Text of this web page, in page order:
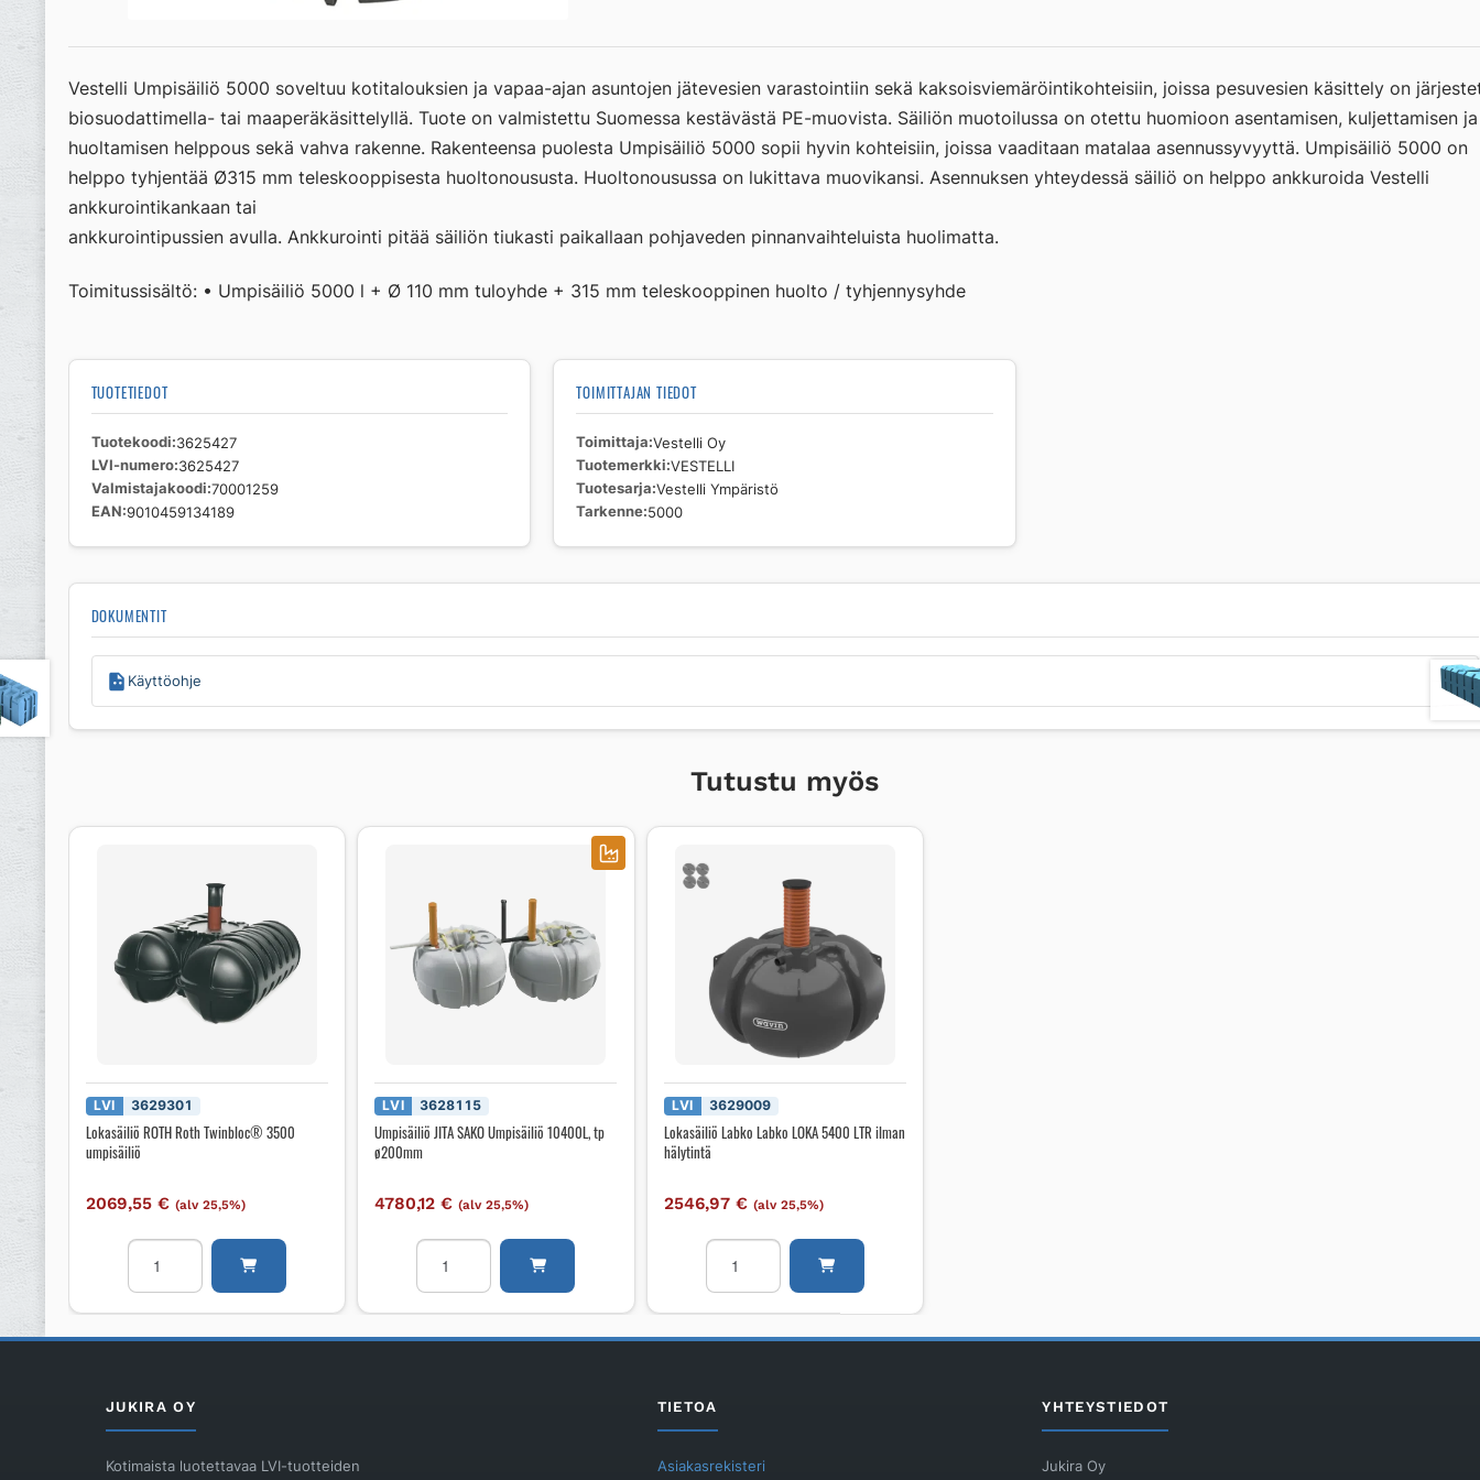
Vestelli Umpisäiliö 5000 soveltuu kotitalouksien ja vapaa-ajan asuntojen jätevesien varastointiin sekä kaksoisviemäröintikohteisiin, joissa pesuvesien käsittely on
biosuodattimella- tai maaperäkäsittelyllä. Tuote on valmistettu Suomessa kestävästä PE-muovista. Säiliön muotoilussa on otettu huomioon asentamisen, kuljettamisen ja
huoltamisen helppous sekä vahva rakenne. Rakenteensa puolesta Umpisäiliö 5000 sopii hyvin kohteisiin, joissa vaaditaan matalaa asennussyvyyttä. Umpisäiliö 5000 on
helppo tyhjentää Ø315 mm teleskooppisesta huoltonoususta. Huoltonousussa on lukittava muovikansi. Asennuksen yhteydessä säiliö on helppo ankkuroida Vestelli
ankkurointikankaan tai
ankkurointipussien avulla. Ankkurointi pitää säiliön tiukasti paikallaan pohjaveden pinnanvaihteluista huolimatta.
Toimitussisältö: • Umpisäiliö 5000 l + Ø 110 mm tuloyhde + 315 mm teleskooppinen huolto / tyhjennysyhde
TUOTETIEDOT
Tuotekoodi 3625427
LVI-numero 3625427
Valmistajakoodi 70001259
EAN 9010459134189
TOIMITTAJAN TIEDOT
Toimittaja Vestelli Oy
Tuotemerkki VESTELLI
Tuotesarja Vestelli Ympäristö
Tarkenne 5000
DOKUMENTIT
Käyttöohje
Tutustu myös
LVI 3629301
Lokasäiliö ROTH Roth Twinbloc® 3500
umpisäiliö
2069,55€ (alv 25,5%)
Lokasäiliö
ROTH
Roth
3500
LVI 3628115
Umpisäiliö JITA SAKO Umpisäiliö 10400L, tp
ø200mm
4780,12€ (alv 25,5%)
Umpisäiliö
JITA
SAKO
10400L,
LVI 3629009
Lokasäiliö Labko Labko LOKA 5400 LTR ilman
hälytintä
2546,97 € (alv 25,5%)
Lokasäiliö
Labko
Labko
5400
JUKIRA OY
Kotimaista luotettavaa LVI-tuotteiden
TIETOA
Asiakasrekisteri
YHTEYSTIEDOT
Jukira Oy